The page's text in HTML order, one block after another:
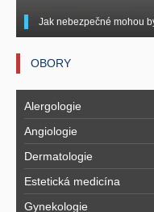
Jak nebezpečné mohou
OBORY
Alergologie
Angiologie
Dermatologie
Estetická medicína
Gynekologie